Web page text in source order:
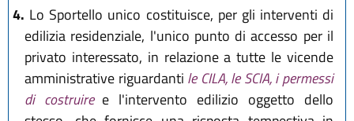
4. Lo Sportello unico costituisce, per gli interventi di
edilizia residenziale, l'unico punto di accesso per il
privato interessato, in relazione a tutte le vicende
amministrative riguardanti le CILA, le SCIA, i permessi
di costruire e l'intervento edilizio oggetto dello